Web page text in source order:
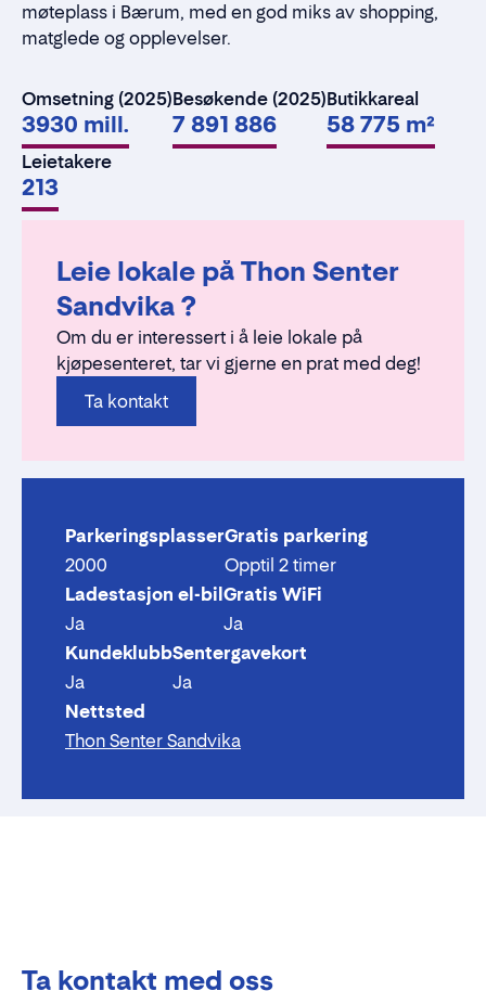
møteplass i Bærum, med en god miks av shopping,
matglede og opplevelser.
Omsetning (2025)
3930 mill.
Besøkende (2025)
7 891 886
Butikkareal
58 775 m²
Leietakere
213
Leie lokale på Thon Senter
Sandvika ?
Om du er interessert i å leie lokale på
kjøpesenteret, tar vi gjerne en prat med deg!
Ta kontakt
Parkeringsplasser
2000
Gratis parkering
Opptil 2 timer
Ladestasjon el-bil
Ja
Gratis WiFi
Ja
Kundeklubb
Ja
Sentergavekort
Ja
Nettsted
Thon Senter Sandvika
Ta kontakt med oss